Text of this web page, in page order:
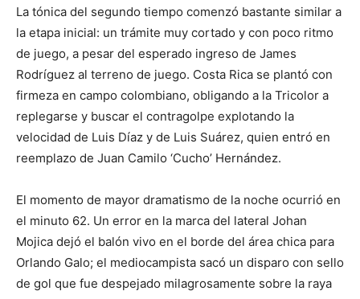
La tónica del segundo tiempo comenzó bastante similar a
la etapa inicial: un trámite muy cortado y con poco ritmo
de juego, a pesar del esperado ingreso de James
Rodríguez al terreno de juego. Costa Rica se plantó con
firmeza en campo colombiano, obligando a la Tricolor a
replegarse y buscar el contragolpe explotando la
velocidad de Luis Díaz y de Luis Suárez, quien entró en
reemplazo de Juan Camilo ‘Cucho’ Hernández.
El momento de mayor dramatismo de la noche ocurrió en
el minuto 62. Un error en la marca del lateral Johan
Mojica dejó el balón vivo en el borde del área chica para
Orlando Galo; el mediocampista sacó un disparo con sello
de gol que fue despejado milagrosamente sobre la raya